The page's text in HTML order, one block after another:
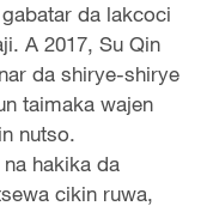
da lakcoci
A 2017, Su Qin
da shirye-shirye
taimaka wajen
nutso.
hakika da
cikin ruwa,